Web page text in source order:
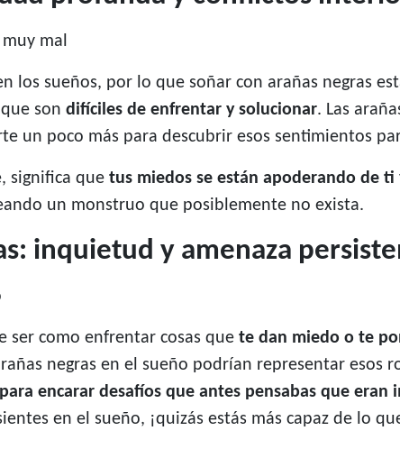
mal
los sueños, por lo que soñar con arañas negras
son difíciles de enfrentar y solucionar. Las
un poco más para descubrir esos sentimientos
significa que tus miedos se están apoderando de ti
un monstruo que posiblemente no exista.
inquietud y amenaza
ser como enfrentar cosas que te dan miedo o te
negras en el sueño podrían representar esos
encarar desafíos que antes pensabas que eran
en el sueño, ¡quizás estás más capaz de lo